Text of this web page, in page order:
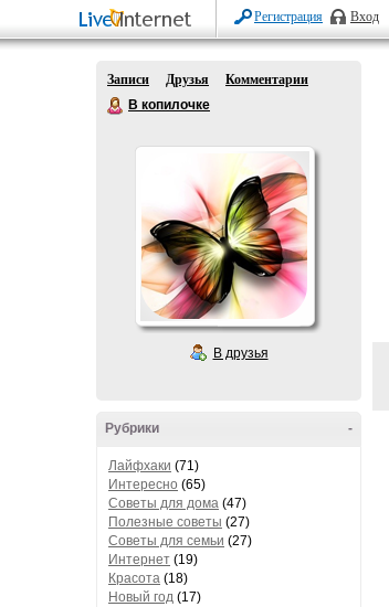
Регистрация Вход
Записи Друзья
Комментарии
В копилочке
В друзья
-
Рубрики
Лайфхаки (71)
Интересно (65)
Советы для дома (47)
Полезные советы (27)
Советы для семьи (27)
Интернет (19)
Красота (18)
Новый год (17)